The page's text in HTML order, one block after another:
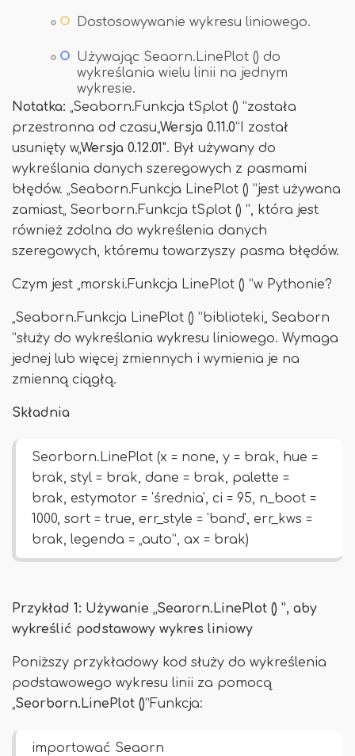
Dostosowywanie wykresu liniowego.
Używając Seaorn.LinePlot () do
wykreślania wielu linii na jednym
wykresie.
Notatka: „Seaborn.Funkcja tSplot () ”została
przestronna od czasu„Wersja 0.11.0”I został
usunięty w„Wersja 0.12.01". Był używany do
wykreślania danych szeregowych z pasmami
błędów. „Seaborn.Funkcja LinePlot () ”jest używana
zamiast„ Seorborn.Funkcja tSplot () ”, która jest
również zdolna do wykreślenia danych
szeregowych, któremu towarzyszy pasma błędów.
Czym jest „morski.Funkcja LinePlot () ”w Pythonie?
„Seaborn.Funkcja LinePlot () ”biblioteki„ Seaborn
”służy do wykreślania wykresu liniowego. Wymaga
jednej lub więcej zmiennych i wymienia je na
zmienną ciągłą.
Składnia
Seorborn.LinePlot (x = none, y = brak, hue =
brak, styl = brak, dane = brak, palette =
brak, estymator = 'średnia', ci = 95, n_boot =
1000, sort = true, err_style = 'band', err_kws =
brak, legenda = „auto”, ax = brak)
Przykład 1: Używanie „Searorn.LinePlot () ”, aby
wykreślić podstawowy wykres liniowy
Poniższy przykładowy kod służy do wykreślenia
podstawowego wykresu linii za pomocą
„Seorborn.LinePlot ()”Funkcja:
importować Seaorn